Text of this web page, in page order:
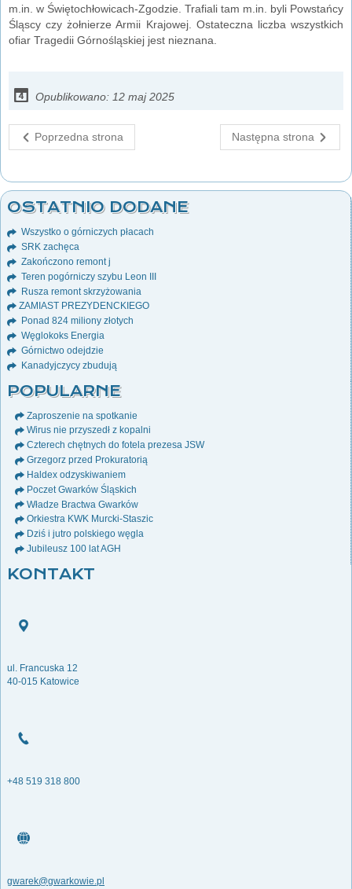
m.in. w Świętochłowicach-Zgodzie. Trafiali tam m.in. byli Powstańcy
Śląscy czy żołnierze Armii Krajowej. Ostateczna liczba wszystkich
ofiar Tragedii Górnośląskiej jest nieznana.
Opublikowano: 12 maj 2025
Poprzedna strona Następna strona
OSTATNIO DODANE
Wszystko o górniczych płacach
SRK zachęca
Zakończono remont j
Teren pogórniczy szybu Leon III
Rusza remont skrzyżowania
ZAMIAST PREZYDENCKIEGO
Ponad 824 miliony złotych
Węglokoks Energia
Górnictwo odejdzie
Kanadyjczycy zbudują
POPULARNE
Zaproszenie na spotkanie
Wirus nie przyszedł z kopalni
Czterech chętnych do fotela prezesa JSW
Grzegorz przed Prokuratorią
Haldex odzyskiwaniem
Poczet Gwarków Śląskich
Władze Bractwa Gwarków
Orkiestra KWK Murcki-Staszic
Dziś i jutro polskiego węgla
Jubileusz 100 lat AGH
KONTAKT
ul. Francuska 12
40-015 Katowice
+48 519 318 800
gwarek@gwarkowie.pl